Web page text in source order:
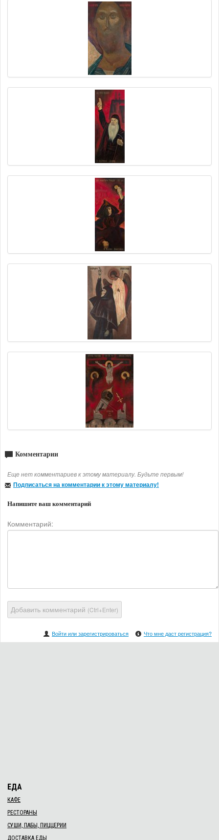
Комментарии
Еще нет комментариев к этому материалу. Будьте первым!
Подписаться на комментарии к этому материалу!
Напишите ваш комментарий
Комментарий:
Добавить комментарий (Ctrl+Enter)
Войти или зарегистрироваться Что мне даст регистрация?
ЕДА
КАФЕ
РЕСТОРАНЫ
СУШИ, ПАБЫ, ПИЦЦЕРИИ
ДОСТАВКА ЕДЫ